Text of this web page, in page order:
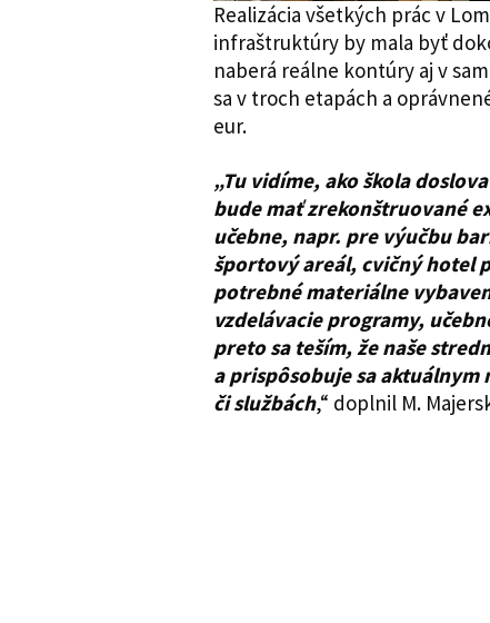
Realizácia všetkých prác v
infraštruktúry by mala byť
naberá reálne kontúry aj v
sa v troch etapách a
eur.
„Tu vidíme, ako škola
bude mať zrekonštruované
učebne, napr. pre výučbu
športový areál, cvičný hotel
potrebné materiálne
vzdelávacie programy,
preto sa teším, že naše
a prispôsobuje sa
či službách,“ doplnil M.